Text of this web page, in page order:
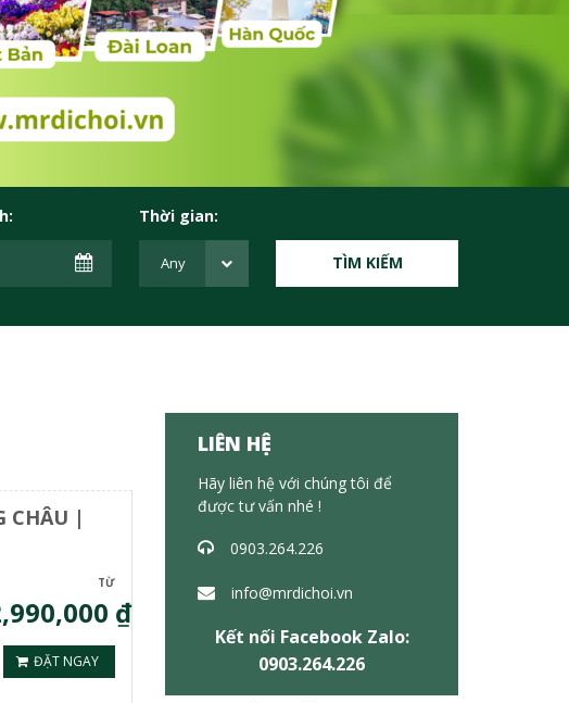
Thời gian:
TÌM KIẾM
CHÂU |
TỪ
₫
ĐẶT NGAY
LIÊN HỆ
Hãy liên hệ với chúng tôi để
được tư vấn nhé !
0903.264.226
info@mrdichoi.vn
Kết nối Facebook Zalo:
0903.264.226